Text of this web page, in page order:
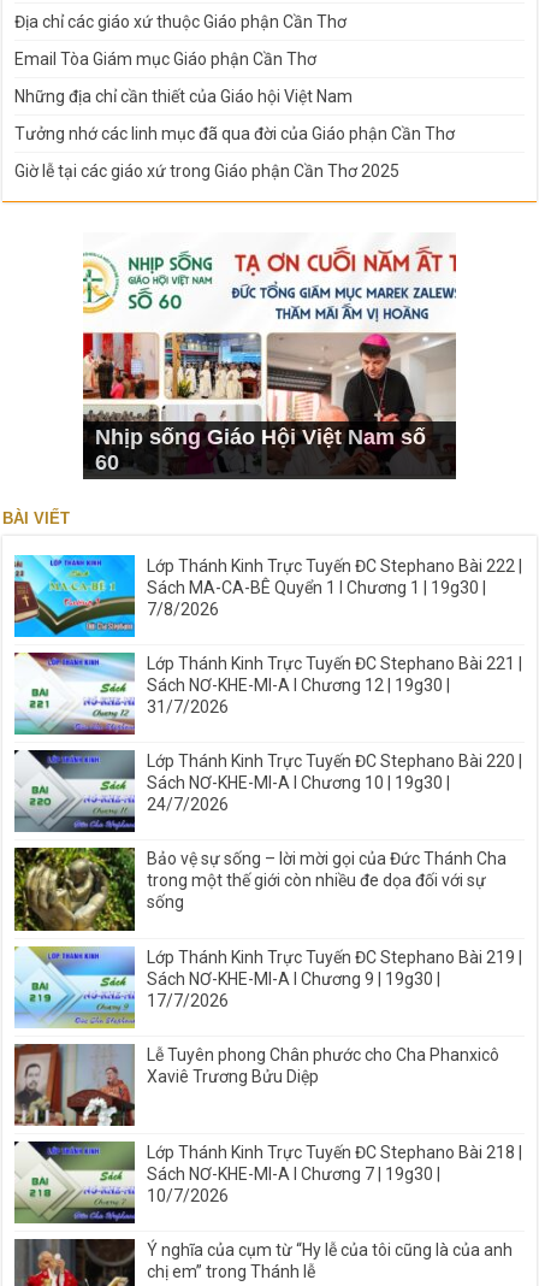
Địa chỉ các giáo xứ thuộc Giáo phận Cần Thơ
Email Tòa Giám mục Giáo phận Cần Thơ
Những địa chỉ cần thiết của Giáo hội Việt Nam
Tưởng nhớ các linh mục đã qua đời của Giáo phận Cần Thơ
Giờ lễ tại các giáo xứ trong Giáo phận Cần Thơ 2025
Nhịp sống Giáo Hội Việt Nam số
60
BÀI VIẾT
Lớp Thánh Kinh Trực Tuyến ĐC Stephano Bài 222 |
Sách MA-CA-BÊ Quyển 1 I Chương 1 | 19g30 |
7/8/2026
Lớp Thánh Kinh Trực Tuyến ĐC Stephano Bài 221 |
Sách NƠ-KHE-MI-A I Chương 12 | 19g30 |
31/7/2026
Lớp Thánh Kinh Trực Tuyến ĐC Stephano Bài 220 |
Sách NƠ-KHE-MI-A I Chương 10 | 19g30 |
24/7/2026
Bảo vệ sự sống – lời mời gọi của Đức Thánh Cha
trong một thế giới còn nhiều đe dọa đối với sự
sống
Lớp Thánh Kinh Trực Tuyến ĐC Stephano Bài 219 |
Sách NƠ-KHE-MI-A I Chương 9 | 19g30 |
17/7/2026
Lễ Tuyên phong Chân phước cho Cha Phanxicô
Xaviê Trương Bửu Diệp
Lớp Thánh Kinh Trực Tuyến ĐC Stephano Bài 218 |
Sách NƠ-KHE-MI-A I Chương 7 | 19g30 |
10/7/2026
Ý nghĩa của cụm từ “Hy lễ của tôi cũng là của anh
chị em” trong Thánh lễ